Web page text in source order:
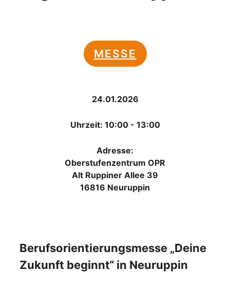
MESSE
24.01.2026
Uhrzeit: 10:00 - 13:00
Adresse:
Oberstufenzentrum OPR
Alt Ruppiner Allee 39
16816 Neuruppin
Berufsorientierungsmesse „Deine
Zukunft beginnt“ in Neuruppin